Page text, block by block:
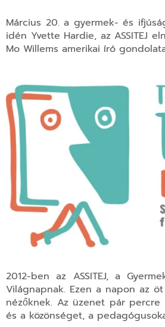
Március 20. a gyermek- és
idén Yvette Hardie, az ASSITEJ
Mo Willems amerikai író
2012-ben az ASSITEJ, a
Világnapnak. Ezen a napon az
nézőknek. Az üzenet pár
és a közönséget, a